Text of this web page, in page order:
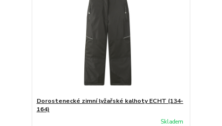
Dorostenecké zimní lyžařské kalhoty ECHT (134-
164)
Skladem